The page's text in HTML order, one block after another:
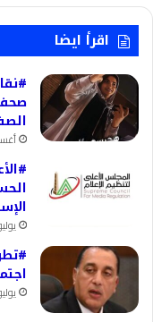
اقرأ ايضا
يوليو 25,
يوليو 10,